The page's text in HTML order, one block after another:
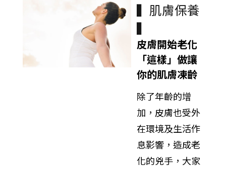
▍肌膚保養
▍
皮膚開始老化
「這樣」做讓
你的肌膚凍齡
除了年齡的增
加，皮膚也受外
在環境及生活作
息影響，造成老
化的兇手，大家